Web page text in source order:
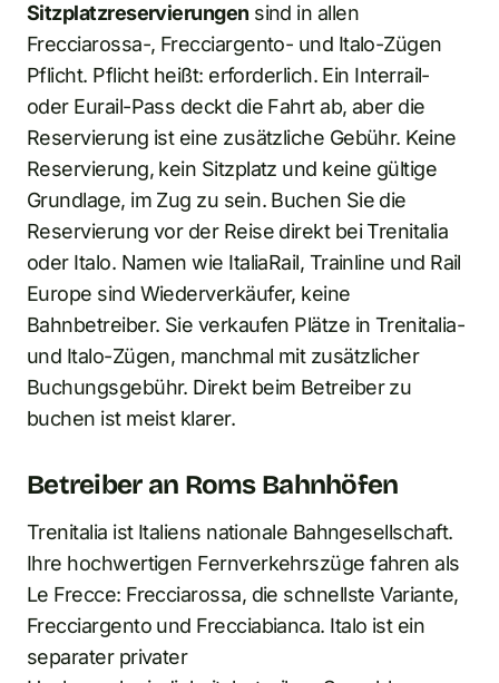
Sitzplatzreservierungen sind in allen
Frecciarossa-, Frecciargento- und Italo-Zügen
Pflicht. Pflicht heißt: erforderlich. Ein Interrail-
oder Eurail-Pass deckt die Fahrt ab, aber die
Reservierung ist eine zusätzliche Gebühr. Keine
Reservierung, kein Sitzplatz und keine gültige
Grundlage, im Zug zu sein. Buchen Sie die
Reservierung vor der Reise direkt bei Trenitalia
oder Italo. Namen wie ItaliaRail, Trainline und Rail
Europe sind Wiederverkäufer, keine
Bahnbetreiber. Sie verkaufen Plätze in Trenitalia-
und Italo-Zügen, manchmal mit zusätzlicher
Buchungsgebühr. Direkt beim Betreiber zu
buchen ist meist klarer.
Betreiber an Roms Bahnhöfen
Trenitalia ist Italiens nationale Bahngesellschaft.
Ihre hochwertigen Fernverkehrszüge fahren als
Le Frecce: Frecciarossa, die schnellste Variante,
Frecciargento und Frecciabianca. Italo ist ein
separater privater